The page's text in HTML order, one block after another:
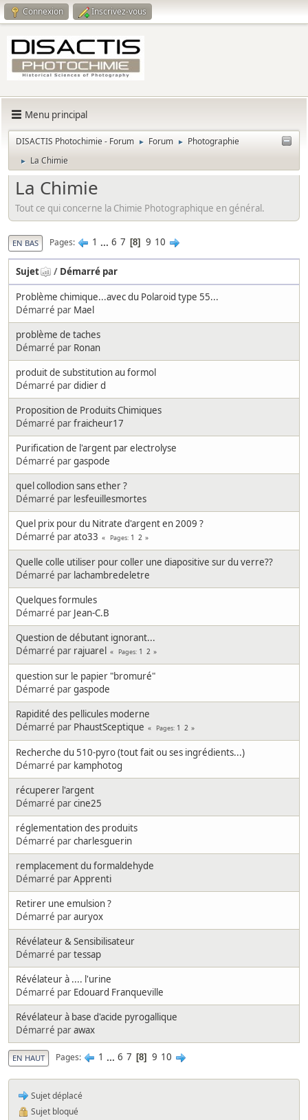
Connexion Inscrivez-vous
Menu principal
DISACTIS Photochimie - Forum ► Forum ► Photographie
► La Chimie
La Chimie
Tout ce qui concerne la Chimie Photographique en général.
EN BAS Pages 1 ... 6 7 8 9 10
Sujet / Démarré par
Problème chimique...avec du Polaroid type 55...
Démarré par Mael
problème de taches
Démarré par Ronan
produit de substitution au formol
Démarré pardidier d
Proposition de Produits Chimiques
Démarré parfraicheur17
Purification de l'argent par electrolyse
Démarré pargaspode
quel collodion sans ether ?
Démarré par lesfeuillesmortes
Quel prix pour du Nitrate d'argent en 2009 ?
Démarré parato33 Pages 1 2
Quelle colle utiliser pour coller une diapositive sur du verre??
Démarré par lachambredeletre
Quelques formules
Démarré par Jean-C.B
Question de débutant ignorant...
Démarré par rajuarel Pages 1 2
question sur le papier "bromuré"
Démarré pargaspode
Rapidité des pellicules moderne
Démarré par PhaustSceptique Pages 1 2
Recherche du 510-pyro (tout fait ou ses ingrédients...)
Démarré par kamphotog
récuperer l'argent
Démarré parcine25
réglementation des produits
Démarré parcharlesguerin
remplacement du formaldehyde
Démarré parApprenti
Retirer une emulsion ?
Démarré parauryox
Révélateur & Sensibilisateur
Démarré partessap
Révélateur à .... l'urine
Démarré par Edouard Franqueville
Révélateur à base d'acide pyrogallique
Démarré parawax
EN HAUT Pages 1 ... 6 7 8 9 10
Sujet déplacé
Sujet bloqué